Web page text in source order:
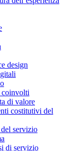
design
coinvolti
di valore
costitutivi del
servizio
di servizio